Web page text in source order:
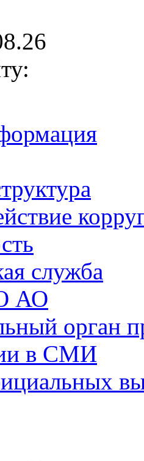
служба
АО
орган
в СМИ